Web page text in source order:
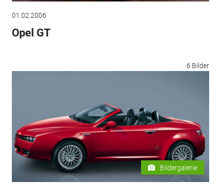
01.02.2006
Opel GT
6 Bilder
Bildergalerie